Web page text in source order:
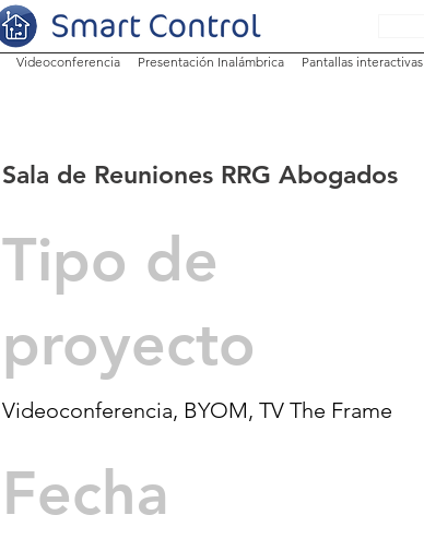
Videoconferencia Presentación Inalámbrica Pantallas interactivas
Sala de Reuniones RRG Abogados
Tipo de
proyecto
Videoconferencia, BYOM, TV The Frame
Fecha